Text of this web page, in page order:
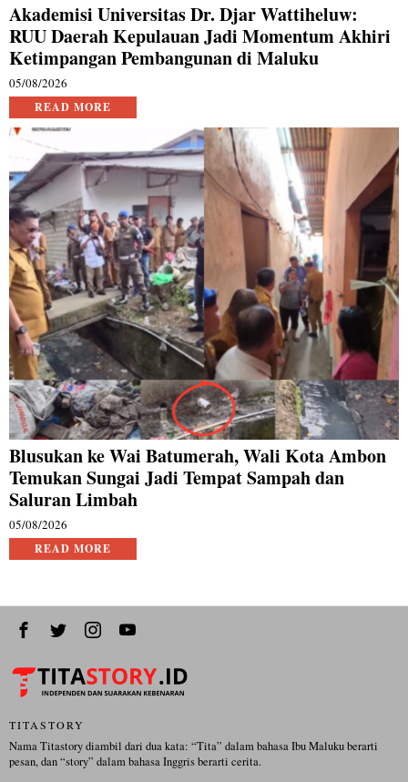
Akademisi Universitas Dr. Djar Wattiheluw:
RUU Daerah Kepulauan Jadi Momentum Akhiri
Ketimpangan Pembangunan di Maluku
05/08/2026
READ MORE
Blusukan ke Wai Batumerah, Wali Kota Ambon
Temukan Sungai Jadi Tempat Sampah dan
Saluran Limbah
05/08/2026
READ MORE
TITASTORY
Nama Titastory diambil dari dua kata: “Tita” dalam bahasa Ibu Maluku berarti
pesan, dan “story” dalam bahasa Inggris berarti cerita.